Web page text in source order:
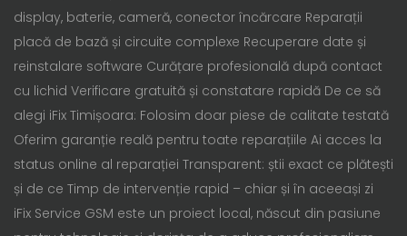
display, baterie, cameră, conector încărcare Reparații
placă de bază și circuite complexe Recuperare date și
reinstalare software Curățare profesională după contact
cu lichid Verificare gratuită și constatare rapidă De ce să
alegi iFix Timișoara: Folosim doar piese de calitate testată
Oferim garanție reală pentru toate reparațiile Ai acces la
status online al reparației Transparent: știi exact ce plătești
și de ce Timp de intervenție rapid – chiar și în aceeași zi
iFix Service GSM este un proiect local, născut din pasiune